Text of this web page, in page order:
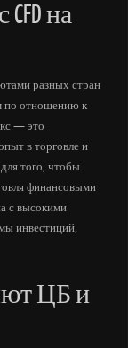
на
разных стран
по отношению к
— это
в торговле и
того, чтобы
финансовыми
с высокими
инвестиций,
ЦБ и